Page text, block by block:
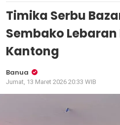
Timika Serbu
Sembako
Kantong
Banua
Jumat, 13 Maret 2026 20:33 WIB